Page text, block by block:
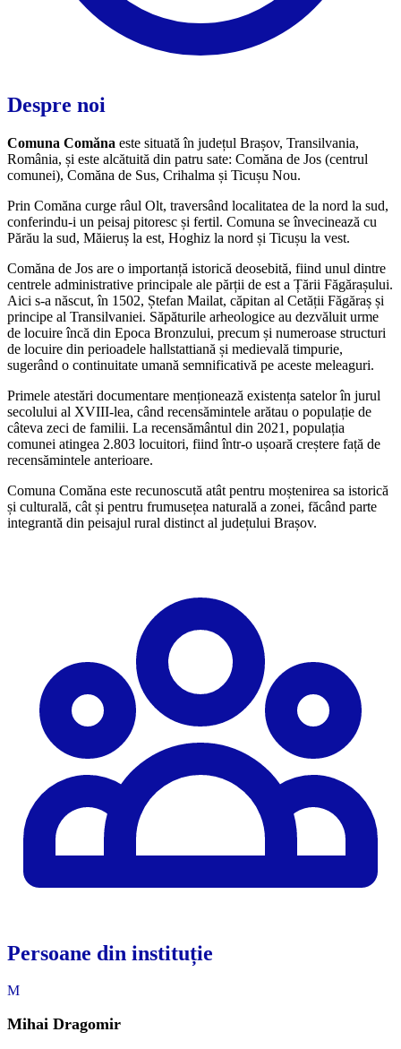
Despre noi
Comuna Comăna este situată în județul Brașov, Transilvania,
România, și este alcătuită din patru sate: Comăna de Jos (centrul
comunei), Comăna de Sus, Crihalma și Ticușu Nou.
Prin Comăna curge râul Olt, traversând localitatea de la nord la sud,
conferindu-i un peisaj pitoresc și fertil. Comuna se învecinează cu
Părău la sud, Măieruș la est, Hoghiz la nord și Ticușu la vest.
Comăna de Jos are o importanță istorică deosebită, fiind unul dintre
centrele administrative principale ale părții de est a Țării Făgărașului.
Aici s-a născut, în 1502, Ștefan Mailat, căpitan al Cetății Făgăraș și
principe al Transilvaniei. Săpăturile arheologice au dezvăluit urme
de locuire încă din Epoca Bronzului, precum și numeroase structuri
de locuire din perioadele hallstattiană și medievală timpurie,
sugerând o continuitate umană semnificativă pe aceste meleaguri.
Primele atestări documentare menționează existența satelor în jurul
secolului al XVIII-lea, când recensămintele arătau o populație de
câteva zeci de familii. La recensământul din 2021, populația
comunei atingea 2.803 locuitori, fiind într-o ușoară creștere față de
recensămintele anterioare.
Comuna Comăna este recunoscută atât pentru moștenirea sa istorică
și culturală, cât și pentru frumusețea naturală a zonei, făcând parte
integrantă din peisajul rural distinct al județului Brașov.
Persoane din instituție
M
Mihai Dragomir